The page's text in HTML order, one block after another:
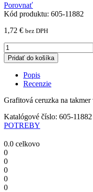
Porovnať
Kód produktu: 605-11882
1,72 € bez DPH
Ceruzka
STABILO
All
všetky
povrchy
hnedá
Pridať do košíka
Popis
Recenzie
Grafitová ceruzka na
Katalógové číslo: 605-11882
POTREBY
0.0 celkovo
0
0
0
0
0